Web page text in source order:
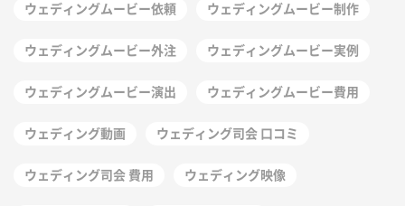
ウェディングムービー依頼 ウェディングムービー制作
ウェディングムービー外注 ウェディングムービー実例
ウェディングムービー演出 ウェディングムービー費用
ウェディング動画 ウェディング司会 口コミ
ウェディング司会 費用 ウェディング映像